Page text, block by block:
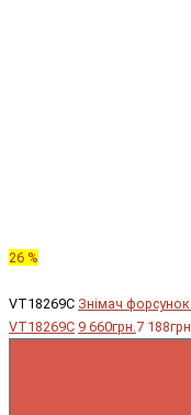
26 %
VT18269C Знімач форсунок
VT18269C 9 660грн. 7 188грн.